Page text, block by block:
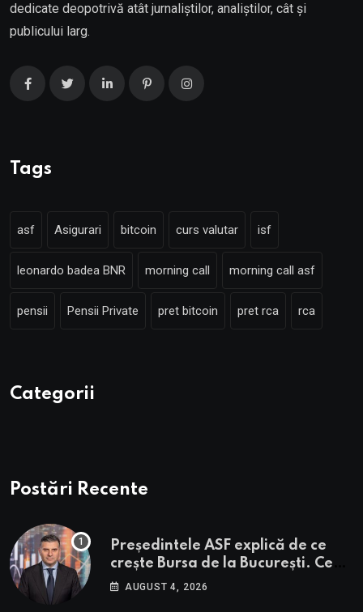
dedicate deopotrivă atât jurnaliștilor, analiștilor, cât și
publicului larg.
Tags
asf Asigurari bitcoin curs valutar isf
leonardo badea BNR morning call morning call asf
pensii Pensii Private pret bitcoin pret rca rca
Categorii
Postări Recente
Președintele ASF explică de ce
crește Bursa de la București. Ce
urmează pentru BVB potrivit lui
AUGUST 4, 2026